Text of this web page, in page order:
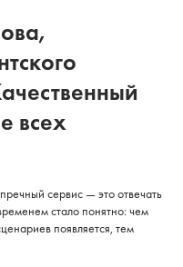
всех
сервис — это отвечать
стало понятно: чем
появляется, тем